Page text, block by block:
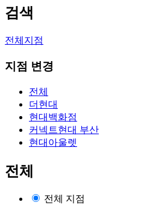
검색
전체지점
지점 변경
전체
더현대
현대백화점
커넥트현대 부산
현대아울렛
전체
전체 지점